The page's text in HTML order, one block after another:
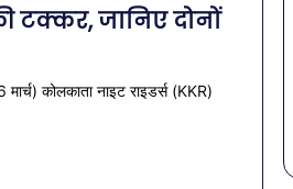
टक्कर, जानिए दोनों
कोलकाता नाइट राइडर्स (KKR)